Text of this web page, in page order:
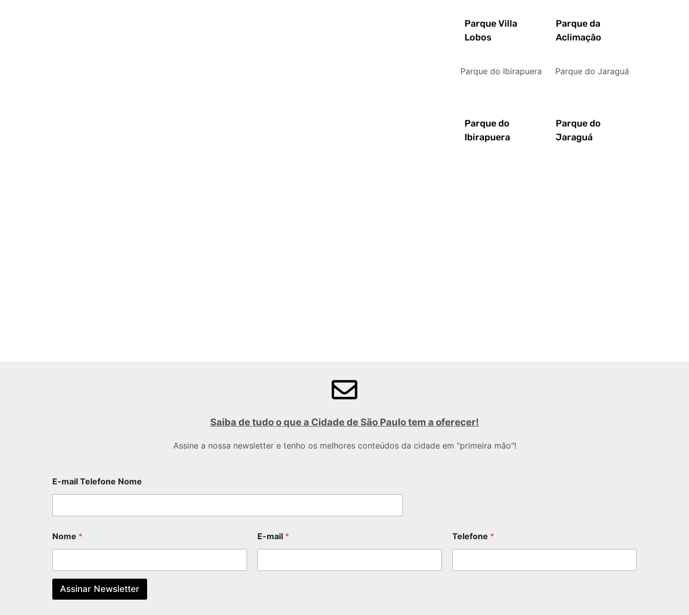
Parque Villa
Lobos
Parque da
Aclimação
Parque do Ibirapuera
Parque do
Ibirapuera
Parque do Jaraguá
Parque do
Jaraguá
Saiba de tudo o que a Cidade de São Paulo tem a oferecer!
Assine a nossa newsletter e tenho os melhores conteúdos da cidade em "primeira mão"!
E-mail Telefone Nome
Nome * E-mail * Telefone *
Assinar Newsletter